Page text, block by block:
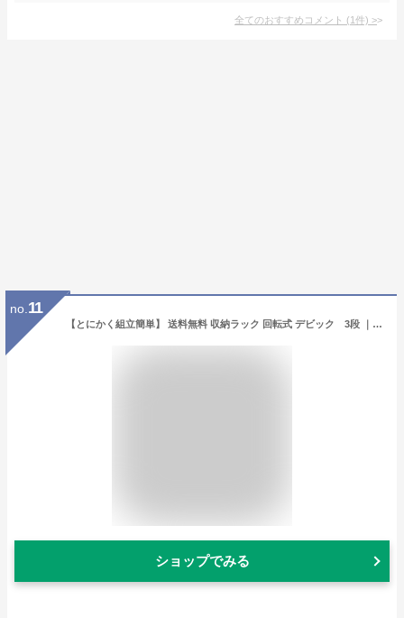
全てのおすすめコメント (1件) >
no. 11
【とにかく組立簡単】 送料無料 収納ラック 回転式 デビック 3段 ｜ディスプレ棚 収納ラック 回転式収納ラック DVD収納 コミック収納 ブルーレイ収納 本棚 ブック収納
ショップでみる